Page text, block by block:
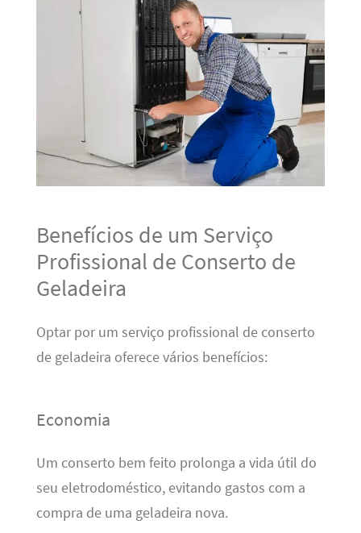
Benefícios de um Serviço
Profissional de Conserto de
Geladeira
Optar por um serviço profissional de conserto
de geladeira oferece vários benefícios:
Economia
Um conserto bem feito prolonga a vida útil do
seu eletrodoméstico, evitando gastos com a
compra de uma geladeira nova.